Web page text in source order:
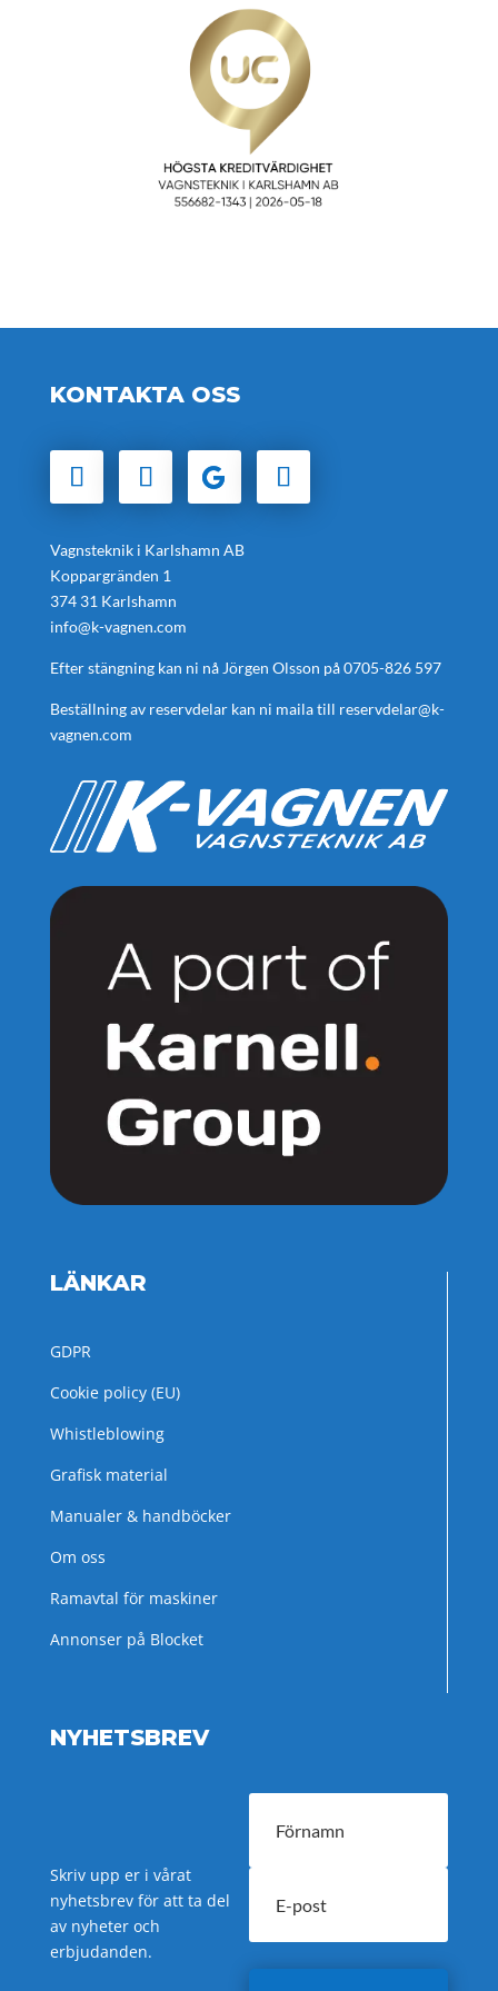
KONTAKTA OSS
Vagnsteknik i Karlshamn AB
Koppargränden 1
374 31 Karlshamn
info@k-vagnen.com
Efter stängning kan ni nå Jörgen Olsson på0705-826 597
Beställning av reservdelar kan ni maila till reservdelar@k-
vagnen.com
LÄNKAR
GDPR
Cookie policy (EU)
Whistleblowing
Grafisk material
Manualer & handböcker
Om oss
Ramavtal för maskiner
Annonser på Blocket
NYHETSBREV
Skriv upp er i vårat
nyhetsbrev för att ta del
av nyheter och
erbjudanden.